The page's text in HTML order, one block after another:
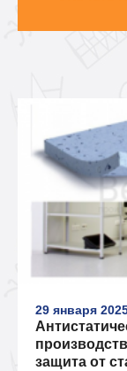
29 января
защита от